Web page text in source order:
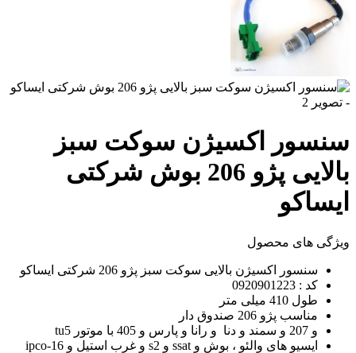
سنسور اکسیژن سوکت سبز
بالایی پژو 206 بوش شرکتی
ایساکو
ویژگی های محصول
سنسور اکسیژن بالایی سوکت سبز پژو 206 شرکتی ایساکو
کد : 0920901223
طول 410 میلی متر
مناسب پژو 206 صندوق دار
و 207 و سمند و دنا و رانا و پارس و 405 با موتور tu5
ایسیو های والئو ، بوش و ssat و s2 و غرب استیل و ipco-16